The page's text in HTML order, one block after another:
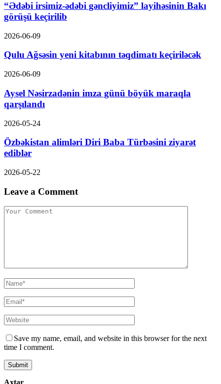
“Ədəbi irsimiz-ədəbi gəncliyimiz” layihəsinin Bakı
görüşü keçirilib
2026-06-09
Qulu Ağsəsin yeni kitabının təqdimatı keçiriləcək
2026-06-09
Aysel Nəsirzadənin imza günü böyük maraqla
qarşılandı
2026-05-24
Özbəkistan alimləri Diri Baba Türbəsini ziyarət
ediblər
2026-05-22
Leave a Comment
Save my name, email, and website in this browser for the next
time I comment.